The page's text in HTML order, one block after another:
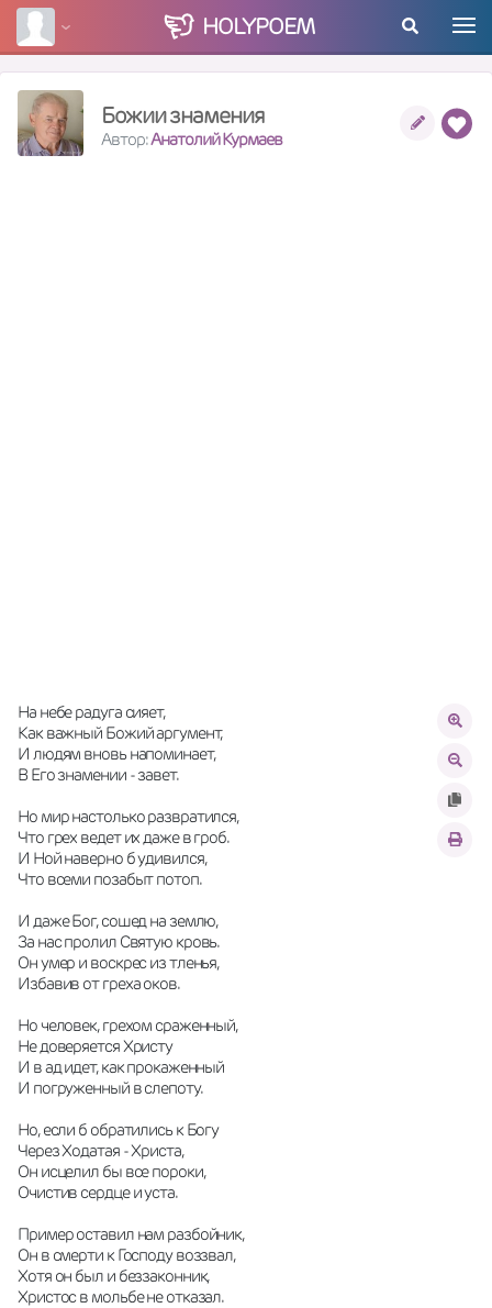
HOLYPOEM
Божии знамения
Автор:Анатолий Курмаев
На небе радуга сияет,
Как важный Божий аргумент,
И людям вновь напоминает,
В Его знамении - завет.
Но мир настолько развратился,
Что грех ведет их даже в гроб.
И Ной наверно б удивился,
Что всеми позабыт потоп.
И даже Бог, сошед на землю,
За нас пролил Святую кровь.
Он умер и воскрес из тленья,
Избавив от греха оков.
Но человек, грехом сраженный,
Не доверяется Христу
И в ад идет, как прокаженный
И погруженный в слепоту.
Но, если б обратились к Богу
Через Ходатая - Христа,
Он исцелил бы все пороки,
Очистив сердце и уста.
Пример оставил нам разбойник,
Он в смерти к Господу воззвал,
Хотя он был и беззаконник,
Христос в мольбе не отказал.